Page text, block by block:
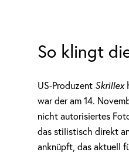
So klingt
US-Produzent Skrillex
war der am 14.
nicht autorisiertes
das stilistisch direkt
anknüpft, das aktuell